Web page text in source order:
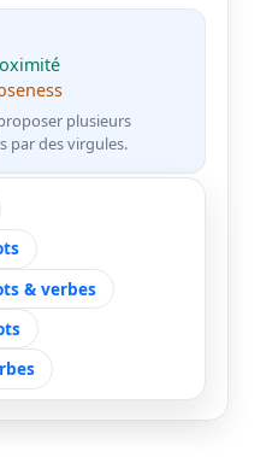
plusieurs
par des virgules.
& verbes